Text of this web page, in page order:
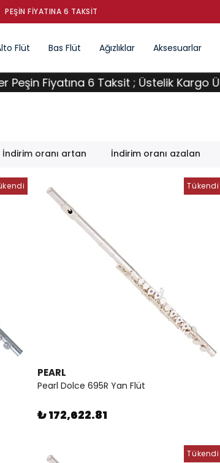
PEŞIN FIYATINA 6 TAKSIT
Flüt Bas Flüt Ağızlıklar Aksesuarlar
6 Taksit ; Üstelik Kargo Ücretsiz !
İndirim oranı artan İndirim oranı azalan
Tükendi
PEARL
Pearl Dolce 695R Yan Flüt
₺ 172,622.81
Tükendi